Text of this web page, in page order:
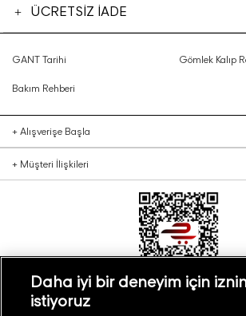
ÜCRETSİZ İADE
GANT Tarihi Gömlek Kalıp
Bakım Rehberi
+ Alışverişe Başla
+ Müşteri İlişkileri
Daha iyi bir deneyim için
istiyoruz